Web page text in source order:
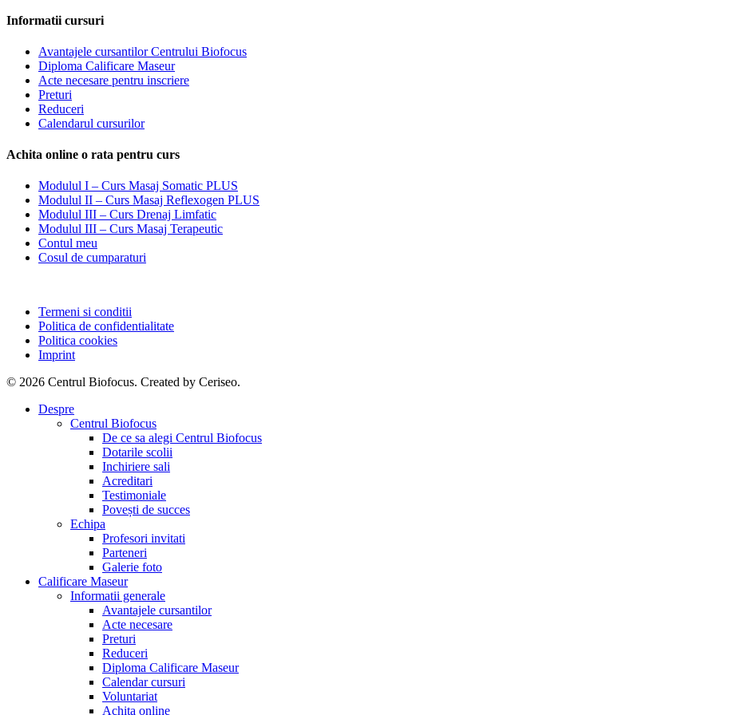
Informatii cursuri
Avantajele cursantilor Centrului Biofocus
Diploma Calificare Maseur
Acte necesare pentru inscriere
Preturi
Reduceri
Calendarul cursurilor
Achita online o rata pentru curs
Modulul I – Curs Masaj Somatic PLUS
Modulul II – Curs Masaj Reflexogen PLUS
Modulul III – Curs Drenaj Limfatic
Modulul III – Curs Masaj Terapeutic
Contul meu
Cosul de cumparaturi
Termeni si conditii
Politica de confidentialitate
Politica cookies
Imprint
© 2026 Centrul Biofocus. Created by Ceriseo.
Close
Despre
Centrul Biofocus
De ce sa alegi Centrul Biofocus
Dotarile scolii
Inchiriere sali
Acreditari
Testimoniale
Povești de succes
Echipa
Profesori invitati
Parteneri
Galerie foto
Calificare Maseur
Informatii generale
Avantajele cursantilor
Acte necesare
Preturi
Reduceri
Diploma Calificare Maseur
Calendar cursuri
Voluntariat
Achita online